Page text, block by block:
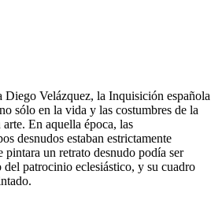
Diego Velázquez, la Inquisición española
sólo en la vida y las costumbres de la
En aquella época, las
desnudos estaban estrictamente
un retrato desnudo podía ser
patrocinio eclesiástico, y su cuadro